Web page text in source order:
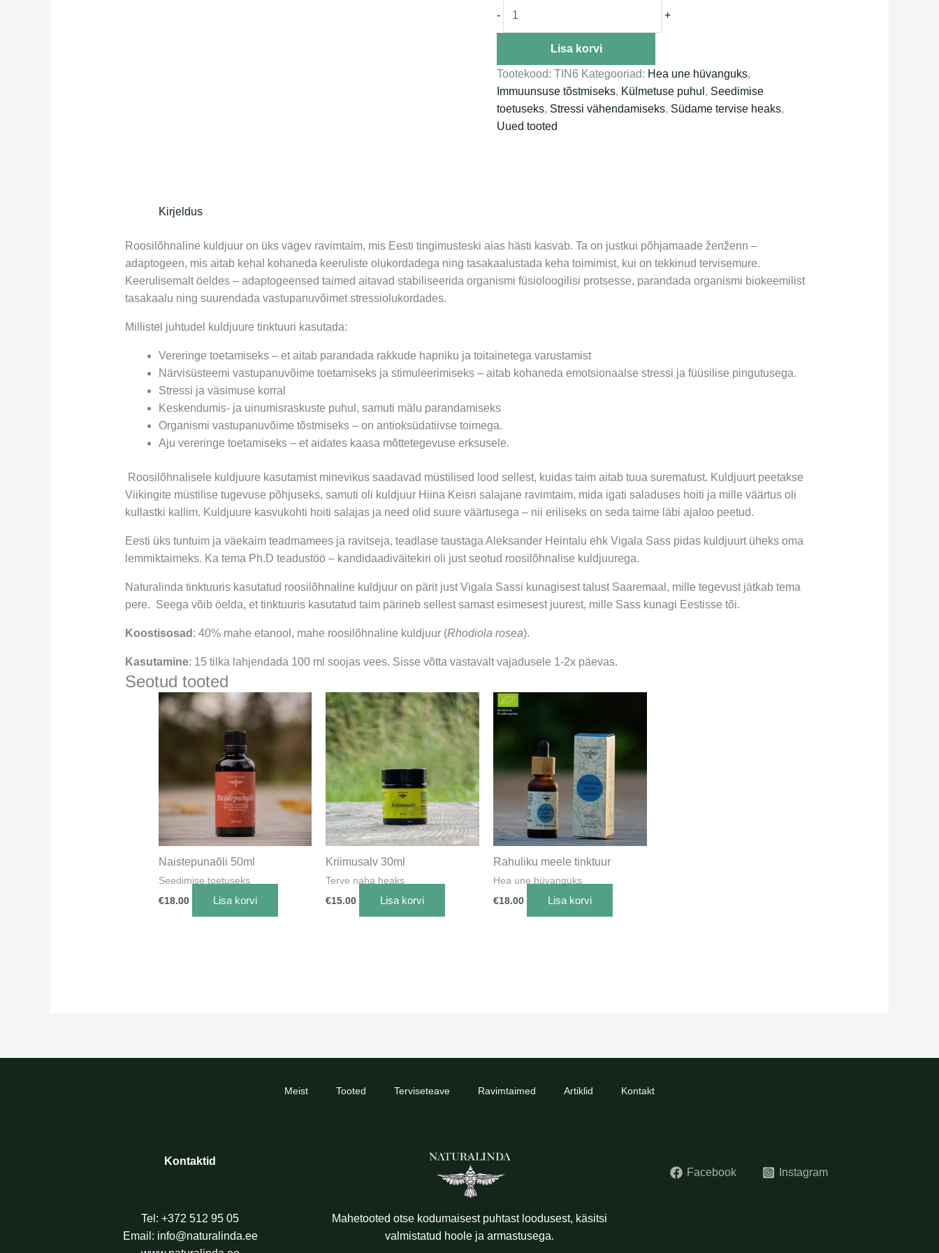
- +
Lisa korvi
Tootekood:TIN6 Kategooriad: Hea une hüvanguks,
Immuunsuse tõstmiseks, Külmetuse puhul , Seedimise
toetuseks, Stressi vähendamiseks, Südame tervise heaks,
Uued tooted
Kirjeldus
Roosilõhnaline kuldjuur on üks vägev ravimtaim, mis Eesti tingimusteski aias hästi kasvab. Ta on justkui põhjamaade ženženn –
adaptogeen, mis aitab kehal kohaneda keeruliste olukordadega ning tasakaalustada keha toimimist, kui on tekkinud tervisemure.
Keerulisemalt öeldes – adaptogeensed taimed aitavad stabiliseerida organismi füsioloogilisi protsesse, parandada organismi biokeemilist
tasakaalu ning suurendada vastupanuvõimet stressiolukordades.
Millistel juhtudel kuldjuure tinktuuri kasutada:
Vereringe toetamiseks – et aitab parandada rakkude hapniku ja toitainetega varustamist
Närvisüsteemi vastupanuvõime toetamiseks ja stimuleerimiseks – aitab kohaneda emotsionaalse stressi ja füüsilise pingutusega.
Stressi ja väsimuse korral
Keskendumis- ja uinumisraskuste puhul, samuti mälu parandamiseks
Organismi vastupanuvõime tõstmiseks – on antioksüdatiivse toimega.
Aju vereringe toetamiseks – et aidates kaasa mõttetegevuse erksusele.
Roosilõhnalisele kuldjuure kasutamist minevikus saadavad müstilised lood sellest, kuidas taim aitab tuua surematust. Kuldjuurt peetakse
Viikingite müstilise tugevuse põhjuseks, samuti oli kuldjuur Hiina Keisri salajane ravimtaim, mida igati saladuses hoiti ja mille väärtus oli
kullastki kallim. Kuldjuure kasvukohti hoiti salajas ja need olid suure väärtusega – nii eriliseks on seda taime läbi ajaloo peetud.
Eesti üks tuntuim ja väekaim teadmamees ja ravitseja, teadlase taustaga Aleksander Heintalu ehk Vigala Sass pidas kuldjuurt üheks oma
lemmiktaimeks. Ka tema Ph.D teadustöö – kandidaadiväitekiri oli just seotud roosilõhnalise kuldjuurega.
Naturalinda tinktuuris kasutatud roosilõhnaline kuldjuur on pärit justVigala Sassi kunagisesttalust Saaremaal, mille tegevust jätkab tema
pere. Seega võib öelda, et tinktuuris kasutatud taim pärineb sellest samast esimesest juurest, mille Sass kunagi Eestisse tõi.
Koostisosad : 40% mahe etanool, mahe roosilõhnaline kuldjuur (Rhodiola rosea).
Kasutamine: 15 tilka lahjendada 100 ml soojas vees. Sisse võtta vastavalt vajadusele 1-2x päevas.
Seotud tooted
Naistepunaõli 50ml
Seedimise toetuseks
€18.00 Lisa korvi
Kriimusalv 30ml
Terve naha heaks
€15.00 Lisa korvi
Rahuliku meele tinktuur
Hea une hüvanguks
€18.00 Lisa korvi
Meist Tooted Terviseteave Ravimtaimed Artiklid Kontakt
Kontaktid
Tel: +372 512 95 05
Email: info@naturalinda.ee
Mahetooted otse kodumaisest puhtast loodusest, käsitsi
valmistatud hoole ja armastusega.
Facebook Instagram